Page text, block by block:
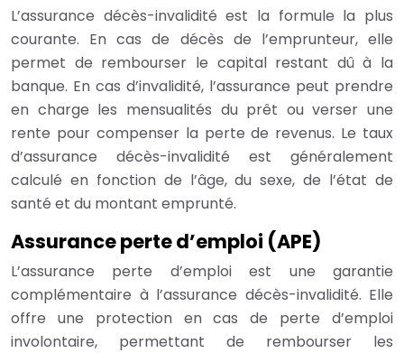
L’assurance décès-invalidité est la formule la plus
courante. En cas de décès de l’emprunteur, elle
permet de rembourser le capital restant dû à la
banque. En cas d’invalidité, l’assurance peut prendre
en charge les mensualités du prêt ou verser une
rente pour compenser la perte de revenus. Le taux
d’assurance décès-invalidité est généralement
calculé en fonction de l’âge, du sexe, de l’état de
santé et du montant emprunté.
Assurance perte d’emploi (APE)
L’assurance perte d’emploi est une garantie
complémentaire à l’assurance décès-invalidité. Elle
offre une protection en cas de perte d’emploi
involontaire, permettant de rembourser les